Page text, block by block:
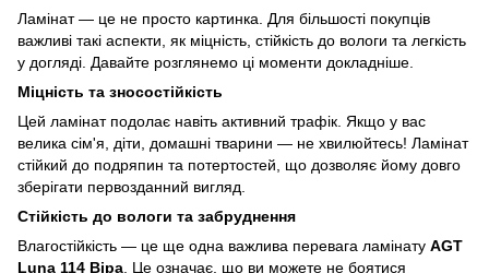
Ламінат — це не просто картинка. Для більшості покупців
важливі такі аспекти, як міцність, стійкість до вологи та легкість
у догляді. Давайте розглянемо ці моменти докладніше.
Міцність та зносостійкість
Цей ламінат подолає навіть активний трафік. Якщо у вас
велика сім'я, діти, домашні тварини — не хвилюйтесь! Ламінат
стійкий до подряпин та потертостей, що дозволяє йому довго
зберігати первозданний вигляд.
Стійкість до вологи та забруднення
Влагостійкість — це ще одна важлива перевага ламінату AGT
Luna 114 Віра . Це означає, що ви можете не боятися